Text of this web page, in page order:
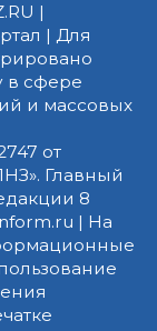
|
| Для
в сфере
и массовых
от
Главный
8
| На